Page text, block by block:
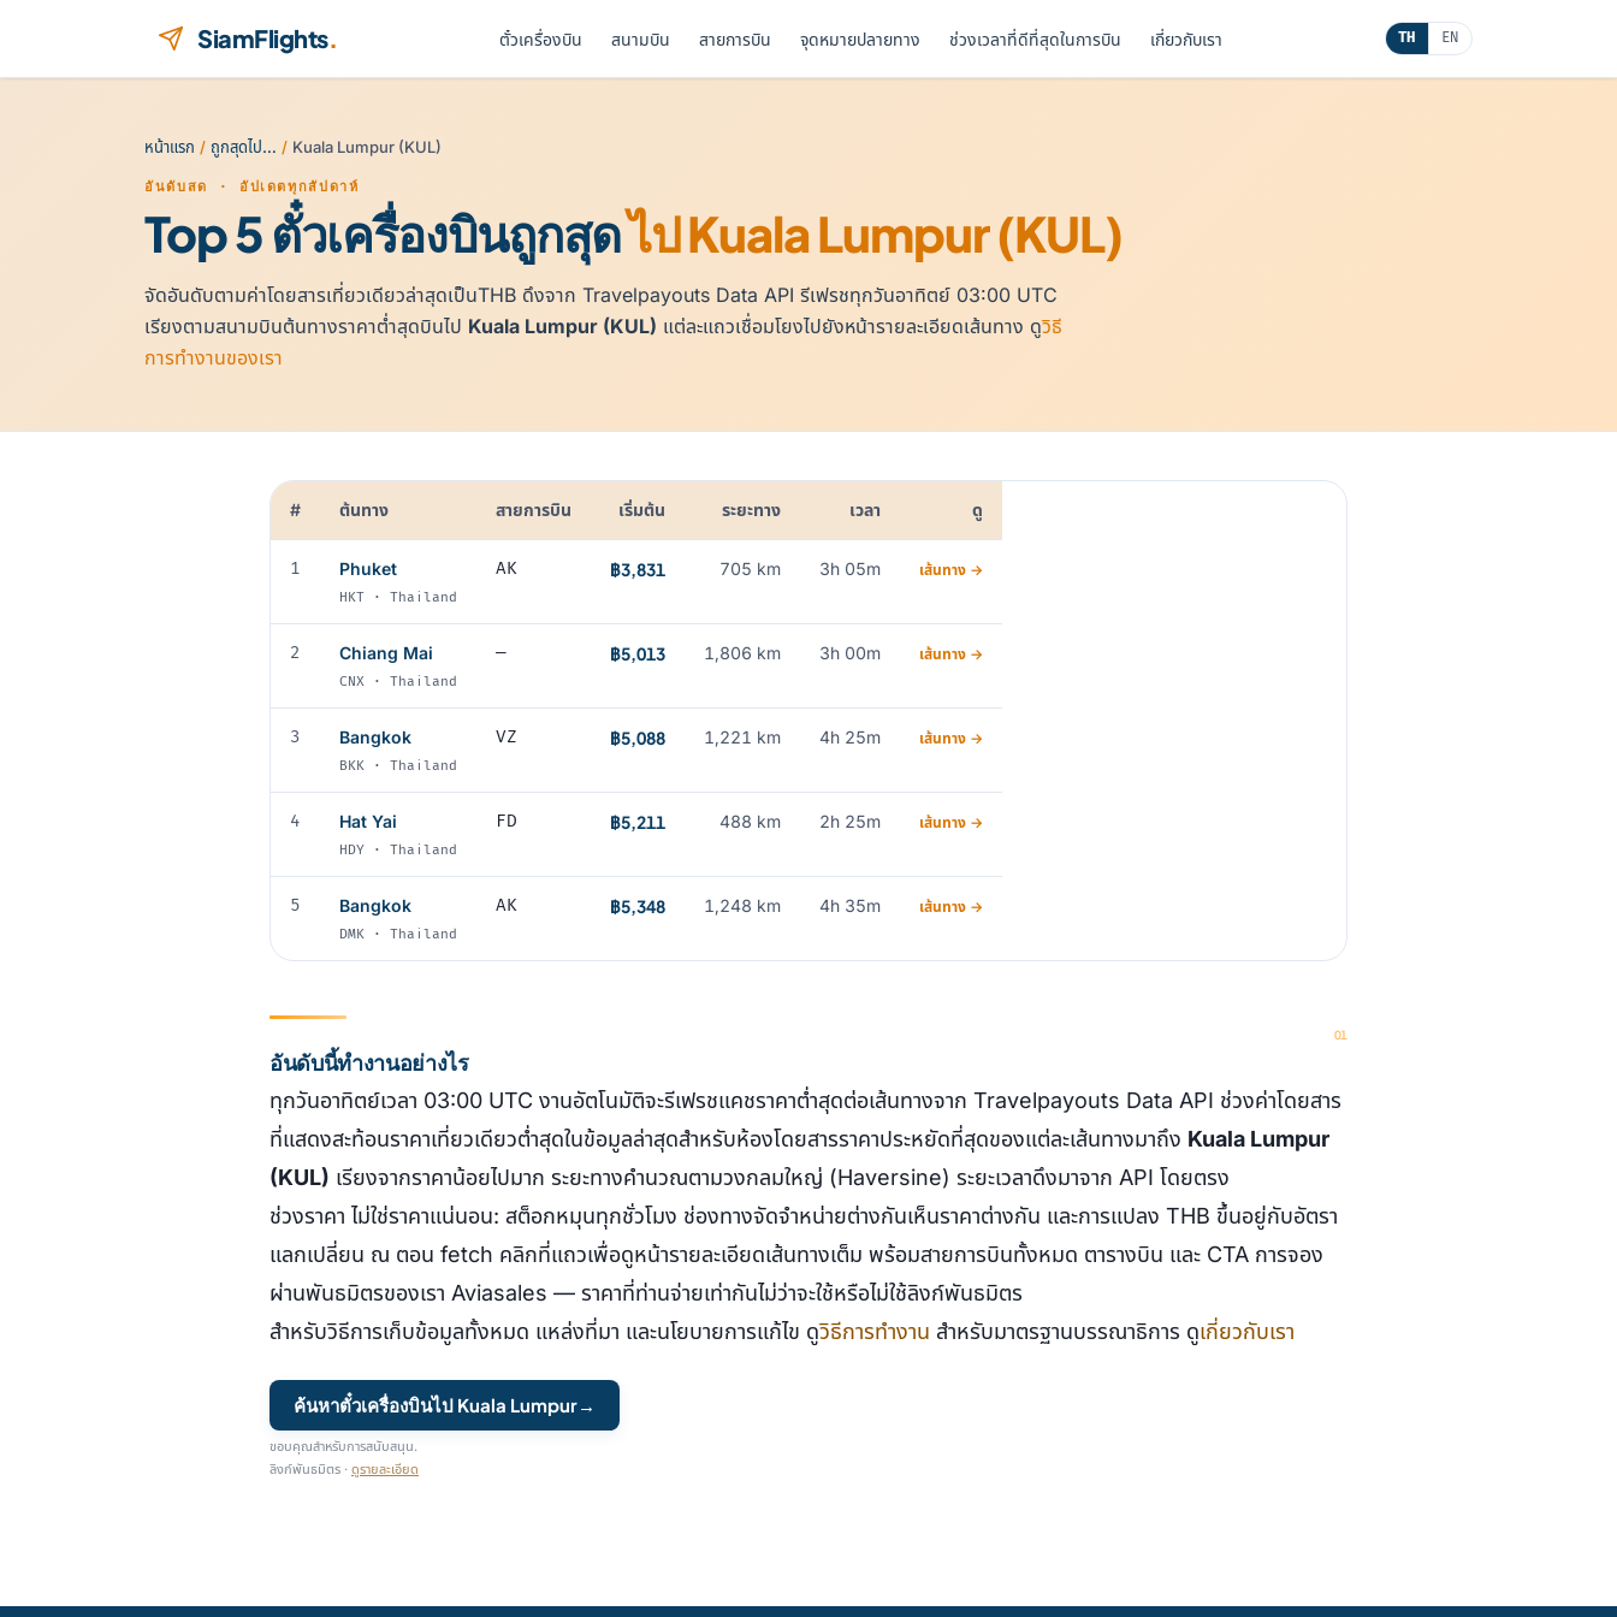
SiamFlights. ตั๋วเครื่องบิน สนามบิน สายการบิน จุดหมายปลายทาง ช่วงเวลาที่ดีที่สุดในการบิน เกี่ยวกับเรา TH EN
หน้าแรก / ถูกสุดไป… / Kuala Lumpur (KUL)
อันดับสด · อัปเดตทุกสัปดาห์
Top 5 ตั๋วเครื่องบินถูกสุดไป Kuala Lumpur (KUL)
จัดอันดับตามค่าโดยสารเที่ยวเดียวล่าสุดเป็นTHB ดึงจาก Travelpayouts Data API รีเฟรชทุกวันอาทิตย์ 03:00 UTC
เรียงตามสนามบินต้นทางราคาต่ำสุดบินไป Kuala Lumpur (KUL) แต่ละแถวเชื่อมโยงไปยังหน้ารายละเอียดเส้นทาง ดูวิธี
การทำงานของเรา
# ต้นทาง สายการบิน เริ่มต้น ระยะทาง เวลา ดู
1 Phuket
HKT · Thailand
AK ฿3,831 705 km 3h 05m เส้นทาง →
2 Chiang Mai
CNX · Thailand
— ฿5,013 1,806 km 3h 00m เส้นทาง →
3 Bangkok
BKK · Thailand
VZ ฿5,088 1,221 km 4h 25m เส้นทาง →
4 Hat Yai
HDY · Thailand
FD ฿5,211 488 km 2h 25m เส้นทาง →
5 Bangkok
DMK · Thailand
AK ฿5,348 1,248 km 4h 35m เส้นทาง →
อันดับนี้ทำงานอย่างไร
ทุกวันอาทิตย์เวลา 03:00 UTC งานอัตโนมัติจะรีเฟรชแคชราคาต่ำสุดต่อเส้นทางจาก Travelpayouts Data API ช่วงค่าโดยสาร
ที่แสดงสะท้อนราคาเที่ยวเดียวต่ำสุดในข้อมูลล่าสุดสำหรับห้องโดยสารราคาประหยัดที่สุดของแต่ละเส้นทางมาถึง Kuala Lumpur
(KUL) เรียงจากราคาน้อยไปมาก ระยะทางคำนวณตามวงกลมใหญ่ (Haversine) ระยะเวลาดึงมาจาก API โดยตรง
ช่วงราคา ไม่ใช่ราคาแน่นอน: สต็อกหมุนทุกชั่วโมง ช่องทางจัดจำหน่ายต่างกันเห็นราคาต่างกัน และการแปลง THB ขึ้นอยู่กับอัตรา
แลกเปลี่ยน ณ ตอน fetch คลิกที่แถวเพื่อดูหน้ารายละเอียดเส้นทางเต็ม พร้อมสายการบินทั้งหมด ตารางบิน และ CTA การจอง
ผ่านพันธมิตรของเรา Aviasales — ราคาที่ท่านจ่ายเท่ากันไม่ว่าจะใช้หรือไม่ใช้ลิงก์พันธมิตร
สำหรับวิธีการเก็บข้อมูลทั้งหมด แหล่งที่มา และนโยบายการแก้ไข ดูวิธีการทำงาน สำหรับมาตรฐานบรรณาธิการ ดูเกี่ยวกับเรา
ค้นหาตั๋วเครื่องบินไป Kuala Lumpur→
ขอบคุณสำหรับการสนับสนุน.
ลิงก์พันธมิตร · ดูรายละเอียด